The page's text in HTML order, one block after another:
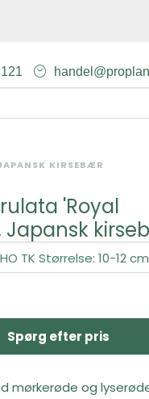
KIRSEBÆR
'Royal
Japansk
Spørg efter pris
mørkerøde og